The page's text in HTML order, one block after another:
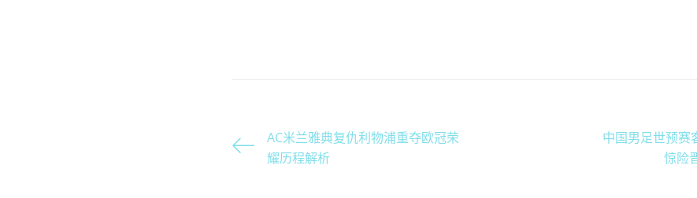
AC米兰雅典复仇利物浦重夺欧冠荣
耀历程解析
中国男足世预赛
惊险